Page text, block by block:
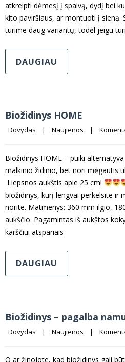
atkreipti dėmesį į spalvą, dydį bei
kito paviršiaus, ar montuoti į sieną.
turime daug variantų, todėl jeigu
DAUGIAU
Biožidinys HOME
Dovydas | Naujienos |
Biožidinys HOME – puiki
malkinio židinio, bet nori mėgautis
Liepsnos aukštis apie 25 cm!
biožidinys, kurį lengvai perkelsite ir
norite. Matmenys: 360 mm ilgio,
aukščio. Pagamintas iš aukštos
karščiui atspariais
DAUGIAU
Biožidinys – pagalba
Dovydas | Naujienos |
O ar žinojote, kad biožidinys gali